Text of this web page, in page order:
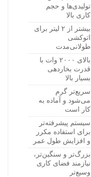
تولیدی‌ها و حجم
کاری بالا
بیشتر از ۲ لیتر برای
اتوکشی
طولانی‌مدت
بالای ۲۰۰۰ وات با
قدرت بخاردهی
بسیار بالا
سریع‌تر گرم
می‌شود و آماده به
کار است
سیستم پیشرفته‌تر
برای استفاده مکرر
و افزایش طول عمر
بزرگ‌تر و سنگین‌تر،
نیازمند فضای کاری
وسیع‌تر